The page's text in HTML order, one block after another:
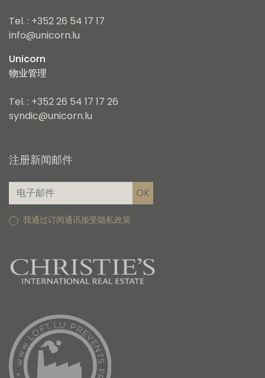
Tel. : +352 26 54 17 17
info@unicorn.lu
Unicorn
物业管理
Tel. : +352 26 54 17 17 26
syndic@unicorn.lu
注册新闻邮件
我通过订阅通讯接受隐私政策